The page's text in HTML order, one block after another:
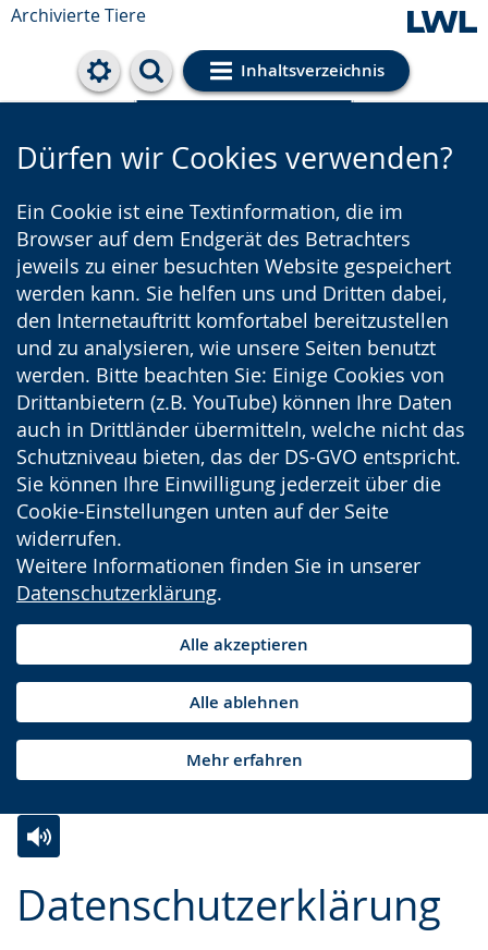
Archivierte Tiere
Inhaltsverzeichnis
Cookie-Einstellungen
Dürfen wir Cookies verwenden?
Ein Cookie ist eine Textinformation, die im
Browser auf dem Endgerät des Betrachters
jeweils zu einer besuchten Website gespeichert
werden kann. Sie helfen uns und Dritten dabei,
den Internetauftritt komfortabel bereitzustellen
und zu analysieren, wie unsere Seiten benutzt
werden. Bitte beachten Sie: Einige Cookies von
Drittanbietern (z.B. YouTube) können Ihre Daten
auch in Drittländer übermitteln, welche nicht das
Schutzniveau bieten, das der DS-GVO entspricht.
Sie können Ihre Einwilligung jederzeit über die
Cookie-Einstellungen unten auf der Seite
widerrufen.
Weitere Informationen finden Sie in unserer
Datenschutzerklärung.
Alle akzeptieren
Alle ablehnen
Mehr erfahren
Datenschutzerklärung
Leichten
Audio-
Video